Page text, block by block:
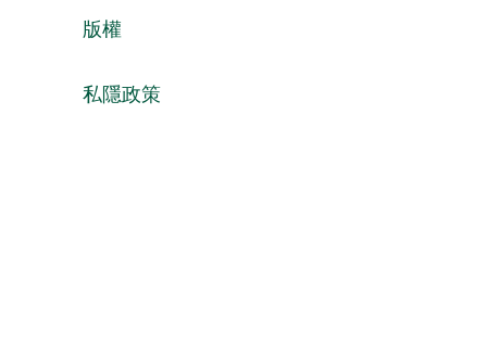
版權
私隱政策